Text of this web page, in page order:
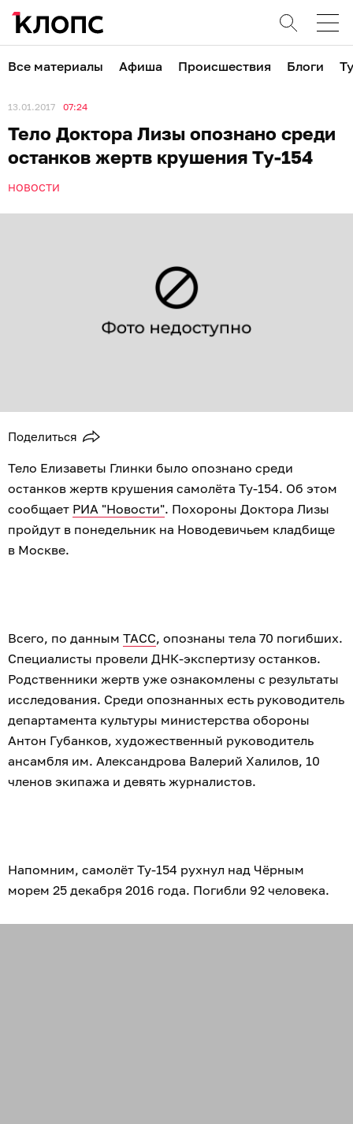
Все материалы Афиша Происшествия Блоги
13.01.2017 07:24
Тело Доктора Лизы опознано среди
останков жертв крушения Ту-154
НОВОСТИ
Поделиться
Тело Елизаветы Глинки было опознано среди
останков жертв крушения самолёта Ту-154. Об этом
сообщает РИА "Новости". Похороны Доктора Лизы
пройдут в понедельник на Новодевичьем кладбище
в Москве.
Всего, по данным ТАСС, опознаны тела 70 погибших.
Специалисты провели ДНК-экспертизу останков.
Родственники жертв уже ознакомлены с результаты
исследования. Среди опознанных есть руководитель
департамента культуры министерства обороны
Антон Губанков, художественный руководитель
ансамбля им. Александрова Валерий Халилов, 10
членов экипажа и девять журналистов.
Напомним, самолёт Ту-154 рухнул над Чёрным
морем 25 декабря 2016 года. Погибли 92 человека.